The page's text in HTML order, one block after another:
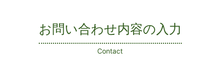
お問い合わせ内容の入力
Contact